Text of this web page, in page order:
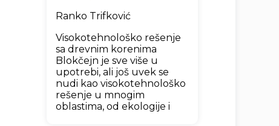
Ranko Trifković
Visokotehnološko rešenje
sa drevnim korenima
Blokčejn je sve više u
upotrebi, ali još uvek se
nudi kao visokotehnološko
rešenje u mnogim
oblastima, od ekologije i